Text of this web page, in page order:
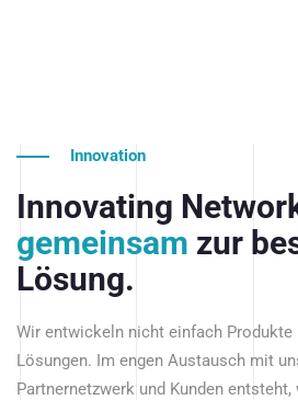
Innovation
Innovating
gemeinsam zur
Lösung.
Wir entwickeln nicht einfach
Lösungen. Im engen Austausch mit
Partnernetzwerk und Kunden entsteht,